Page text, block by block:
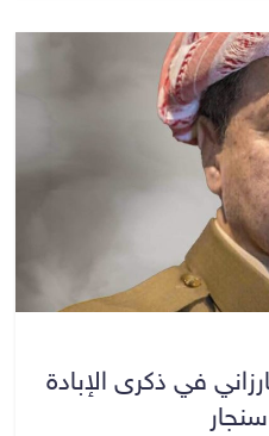
في ذكرى الإبادة